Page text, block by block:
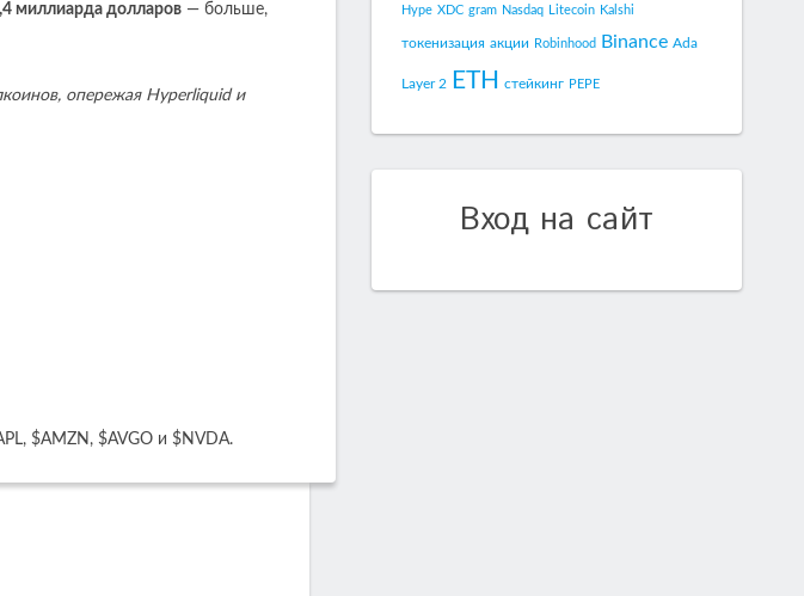
миллиарда долларов — больше,
опережая Hyperliquid и
$AMZN, $AVGO и $NVDA.
Hype XDC gram Nasdaq Litecoin Kalshi
токенизация акции Robinhood Binance Ada
Layer 2 ETH стейкинг PEPE
Вход на сайт